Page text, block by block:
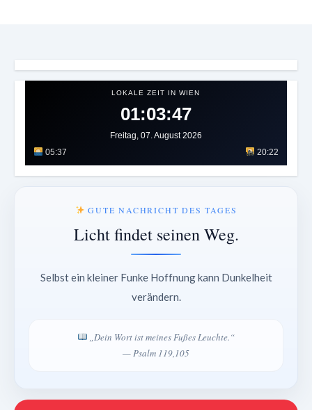
LOKALE ZEIT IN WIEN
01:03:49
Freitag, 07. August 2026
05:37
20:22
GUTE NACHRICHT DES TAGES
Licht findet seinen Weg.
Selbst ein kleiner Funke Hoffnung kann Dunkelheit
verändern.
„Dein Wort ist meines Fußes Leuchte.“
— Psalm 119,105